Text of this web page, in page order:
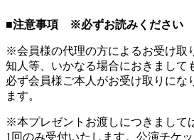
■注意事項 ※必ずお読みください
※会員様の代理の方によるお受け取
知人等、いかなる場合におきまして
必ず会員様ご本人がお受け取りにな
ます。
※本プレゼントお渡しにつきまして
1回のみ受付いたします。公演チケ